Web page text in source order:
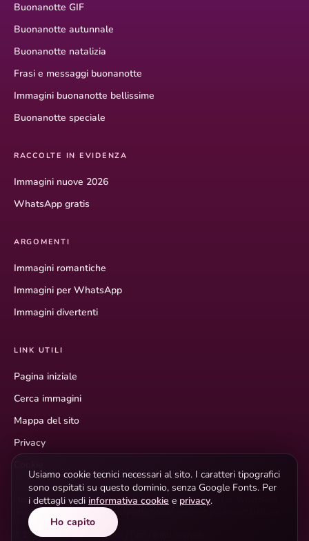
Buonanotte GIF
Buonanotte autunnale
Buonanotte natalizia
Frasi e messaggi buonanotte
Immagini buonanotte bellissime
Buonanotte speciale
RACCOLTE IN EVIDENZA
Immagini nuove 2026
WhatsApp gratis
ARGOMENTI
Immagini romantiche
Immagini per WhatsApp
Immagini divertenti
LINK UTILI
Pagina iniziale
Cerca immagini
Mappa del sito
Privacy
I testi descrittivi hanno scopo informativo. I marchi citati (es. WhatsApp,
Instagram) appartengono ai rispettivi titolari e non implicano affiliazione.
© 2026 Buonanotte Immagini · Tutti i diritti riservati.
Usiamo cookie tecnici necessari al sito. I caratteri tipografici
sono ospitati su questo dominio, senza Google Fonts. Per
i dettagli vedi informativa cookie e privacy.
Ho capito